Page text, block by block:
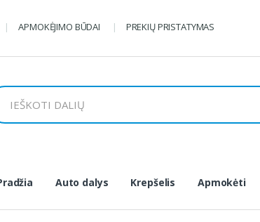
APMOKĖJIMO BŪDAI PREKIŲ PRISTATYMAS
Auto dalys Krepšelis Apmokėti